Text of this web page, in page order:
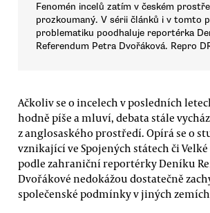
Fenomén incelů zatím v českém
prozkoumaný. V sérii článků i v tomto
problematiku poodhaluje reportérka
Referendum Petra Dvořáková. Repro
Ačkoliv se o incelech v posledních
hodně píše a mluví, debata stále
z anglosaského prostředí. Opírá se o
vznikající ve Spojených státech či
podle zahraniční reportérky Deníku
Dvořákové nedokážou dostatečně
společenské podmínky v jiných